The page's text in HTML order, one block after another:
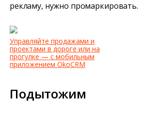
рекламу, нужно промаркировать.
Управляйте продажами и
проектами в дороге или на
прогулке — с мобильным
приложением OkoCRM
Подытожим